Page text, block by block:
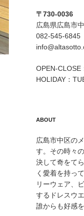
〒730-0036
広島県広島市
082-545-6845
OPEN-CLOSE
HOLIDAY：
ABOUT
広島市中区の
す。その時々
決して奇をて
く愛着を持っ
リーウェア、
するドレスウ
誰からも好感